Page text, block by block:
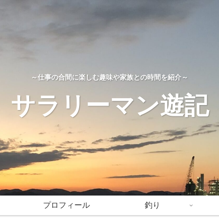
～仕事の合間に楽しむ趣味や家族との時間を紹介～
サラリーマン遊記
プロフィール 釣り